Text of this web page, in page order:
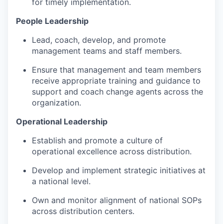
People Leadership
Lead, coach, develop, and promote
management teams and staff members.
Ensure that management and team members
receive appropriate training and guidance to
support and coach change agents across the
organization.
Operational Leadership
Establish and promote a culture of
operational excellence across distribution.
Develop and implement strategic initiatives at
a national level.
Own and monitor alignment of national SOPs
across distribution centers.